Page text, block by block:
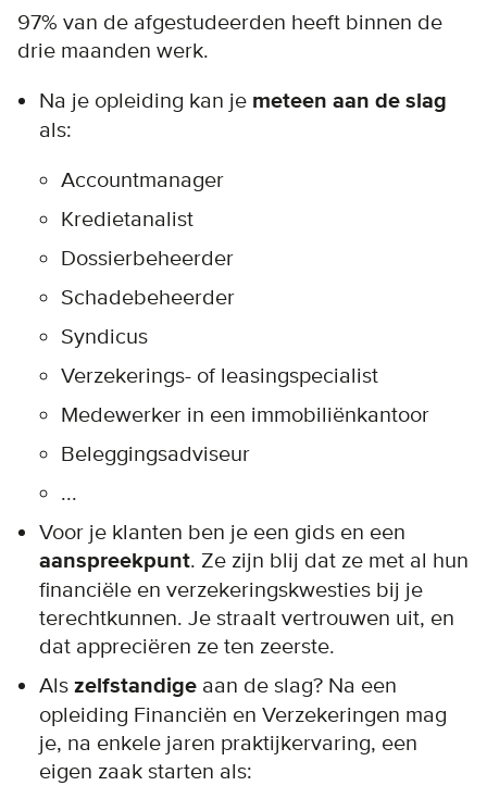
97% van de afgestudeerden heeft binnen de
drie maanden werk.
Na je opleiding kan je meteen aan de slag
als:
Accountmanager
Kredietanalist
Dossierbeheerder
Schadebeheerder
Syndicus
Verzekerings- of leasingspecialist
Medewerker in een immobiliënkantoor
Beleggingsadviseur
...
Voor je klanten ben je een gids en een
aanspreekpunt. Ze zijn blij dat ze met al hun
financiële en verzekeringskwesties bij je
terechtkunnen. Je straalt vertrouwen uit, en
dat appreciëren ze ten zeerste.
Als zelfstandige aan de slag? Na een
opleiding Financiën en Verzekeringen mag
je, na enkele jaren praktijkervaring, een
eigen zaak starten als: